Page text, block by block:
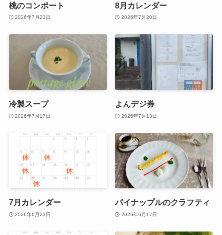
桃のコンポート
2026年7月23日
8月カレンダー
2026年7月20日
冷製スープ
2026年7月17日
よんデジ券
2026年7月13日
7月カレンダー
2026年6月23日
パイナップルのクラフティ
2026年6月17日